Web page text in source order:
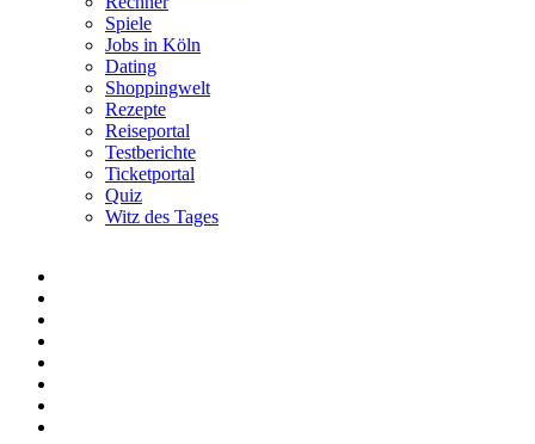
Spiele
Jobs in Köln
Dating
Shoppingwelt
Rezepte
Reiseportal
Testberichte
Ticketportal
Quiz
Witz des Tages